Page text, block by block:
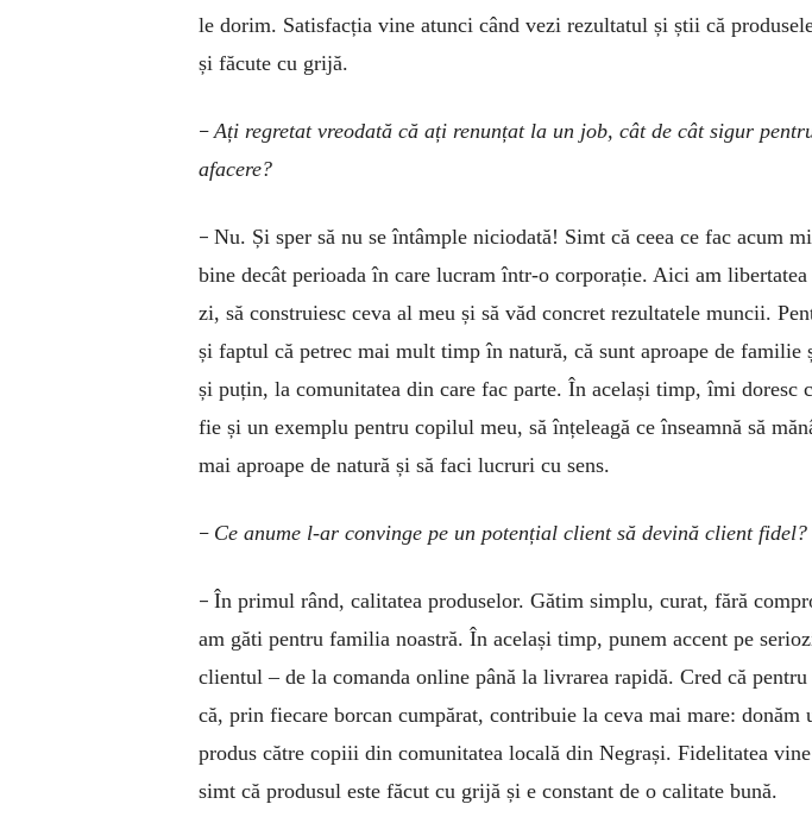
le dorim. Satisfacția vine atunci când vezi rezultatul și știi că
și făcute cu grijă.
–Ați regretat vreodată că ați renunțat la un job, cât de cât sigur
afacere?
– Nu. Și sper să nu se întâmple niciodată! Simt că ceea ce fac acum
bine decât perioada în care lucram într-o corporație. Aici am
zi, să construiesc ceva al meu și să văd concret rezultatele muncii.
și faptul că petrec mai mult timp în natură, că sunt aproape de
și puțin, la comunitatea din care fac parte. În același timp, îmi doresc
fie și un exemplu pentru copilul meu, să înțeleagă ce înseamnă să
mai aproape de natură și să faci lucruri cu sens.
– Ce anume l-ar convinge pe un potențial client să devină client fidel?
– În primul rând, calitatea produselor. Gătim simplu, curat, fără
am găti pentru familia noastră. În același timp, punem accent pe
clientul – de la comanda online până la livrarea rapidă. Cred că
că, prin fiecare borcan cumpărat, contribuie la ceva mai mare: donăm
produs către copiii din comunitatea locală din Negrași. Fidelitatea
simt că produsul este făcut cu grijă și e constant de o calitate bună.